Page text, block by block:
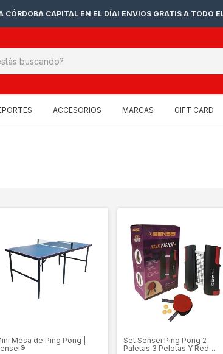
CÓRDOBA CAPITAL EN EL DÍA! ENVIOS GRATIS A TODO
ACCESORIOS MARCAS GIFT CARD
Mesa de Ping Pong |
Set Sensei Ping Pong 2
Paletas 3 Pelotas Y Red